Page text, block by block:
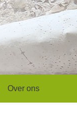
Over ons